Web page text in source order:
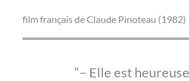
film français de Claude Pinoteau (1982)
– Elle est